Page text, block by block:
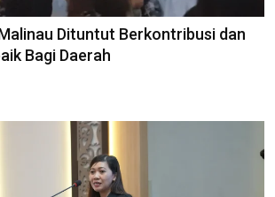
Dituntut Berkontribusi dan
Bagi Daerah